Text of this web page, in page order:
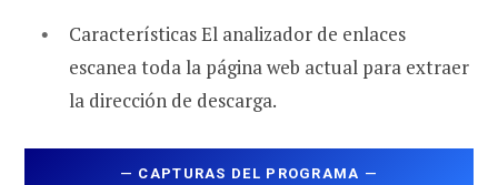
Características El analizador de enlaces
escanea toda la página web actual para extraer
la dirección de descarga.
— CAPTURAS DEL PROGRAMA —